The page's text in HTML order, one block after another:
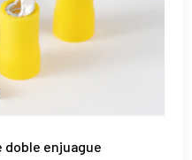
doble enjuague